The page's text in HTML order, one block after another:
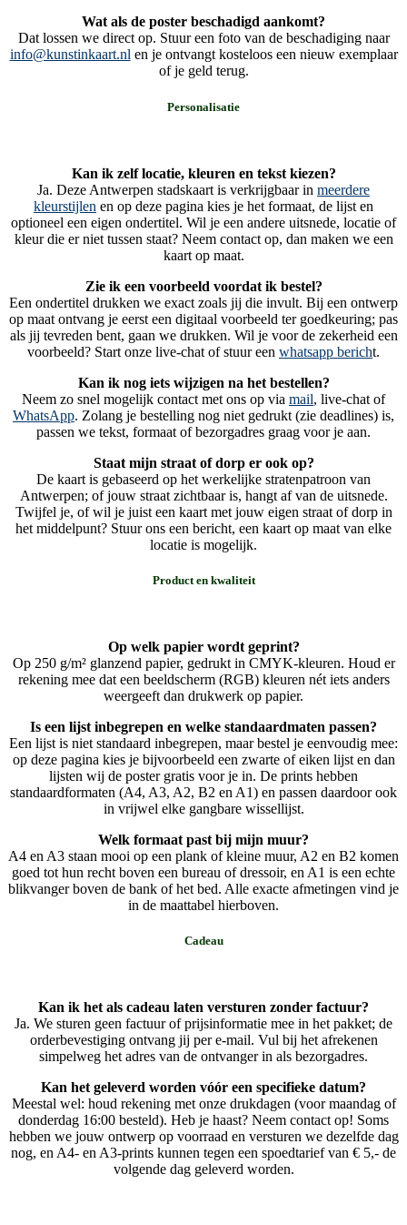
Wat als de poster beschadigd aankomt?
Dat lossen we direct op. Stuur een foto van de beschadiging naar
info@kunstinkaart.nlen je ontvangt kosteloos een nieuw exemplaar
of je geld terug.
Personalisatie
Kan ik zelf locatie, kleuren en tekst kiezen?
Ja. Deze Antwerpen stadskaart is verkrijgbaar in meerdere
kleurstijlen en op deze pagina kies je het formaat, de lijst en
optioneel een eigen ondertitel. Wil je een andere uitsnede, locatie of
kleur die er niet tussen staat? Neem contact op, dan maken we een
kaart op maat.
Zie ik een voorbeeld voordat ik bestel?
Een ondertitel drukken we exact zoals jij die invult. Bij een ontwerp
op maat ontvang je eerst een digitaal voorbeeld ter goedkeuring; pas
als jij tevreden bent, gaan we drukken. Wil je voor de zekerheid een
voorbeeld? Start onze live-chat of stuur een whatsapp bericht.
Kan ik nog iets wijzigen na het bestellen?
Neem zo snel mogelijk contact met ons op via mail, live-chat of
WhatsApp. Zolang je bestelling nog niet gedrukt (zie deadlines) is,
passen we tekst, formaat of bezorgadres graag voor je aan.
Staat mijn straat of dorp er ook op?
De kaart is gebaseerd op het werkelijke stratenpatroon van
Antwerpen; of jouw straat zichtbaar is, hangt af van de uitsnede.
Twijfel je, of wil je juist een kaart met jouw eigen straat of dorp in
het middelpunt? Stuur ons een bericht, een kaart op maat van elke
locatie is mogelijk.
Product en kwaliteit
Op welk papier wordt geprint?
Op 250 g/m² glanzend papier, gedrukt in CMYK-kleuren. Houd er
rekening mee dat een beeldscherm (RGB) kleuren nét iets anders
weergeeft dan drukwerk op papier.
Is een lijst inbegrepen en welke standaardmaten passen?
Een lijst is niet standaard inbegrepen, maar bestel je eenvoudig mee:
op deze pagina kies je bijvoorbeeld een zwarte of eiken lijst en dan
lijsten wij de poster gratis voor je in. De prints hebben
standaardformaten (A4, A3, A2, B2 en A1) en passen daardoor ook
in vrijwel elke gangbare wissellijst.
Welk formaat past bij mijn muur?
A4 en A3 staan mooi op een plank of kleine muur, A2 en B2 komen
goed tot hun recht boven een bureau of dressoir, en A1 is een echte
blikvanger boven de bank of het bed. Alle exacte afmetingen vind je
in de maattabel hierboven.
Cadeau
Kan ik het als cadeau laten versturen zonder factuur?
Ja. We sturen geen factuur of prijsinformatie mee in het pakket; de
orderbevestiging ontvang jij per e-mail. Vul bij het afrekenen
simpelweg het adres van de ontvanger in als bezorgadres.
Kan het geleverd worden vóór een specifieke datum?
Meestal wel: houd rekening met onze drukdagen (voor maandag of
donderdag 16:00 besteld). Heb je haast? Neem contact op! Soms
hebben we jouw ontwerp op voorraad en versturen we dezelfde dag
nog, en A4- en A3-prints kunnen tegen een spoedtarief van € 5,- de
volgende dag geleverd worden.